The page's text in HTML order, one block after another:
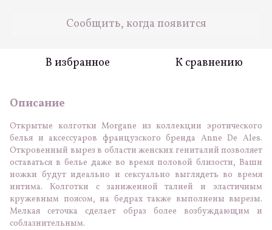
Сообщить, когда появится
В избранное К сравнению
Описание
Открытые колготки Morgane из коллекции эротического
белья и аксессуаров французского бренда Anne De Ales.
Откровенный вырез в области женских гениталий позволяет
оставаться в белье даже во время половой близости, Ваши
ножки будут идеально и сексуально выглядеть во время
интима. Колготки с заниженной талией и эластичным
кружевным поясом, на бедрах также выполнены вырезы.
Мелкая сеточка сделает образ более возбуждающим и
соблазнительным.